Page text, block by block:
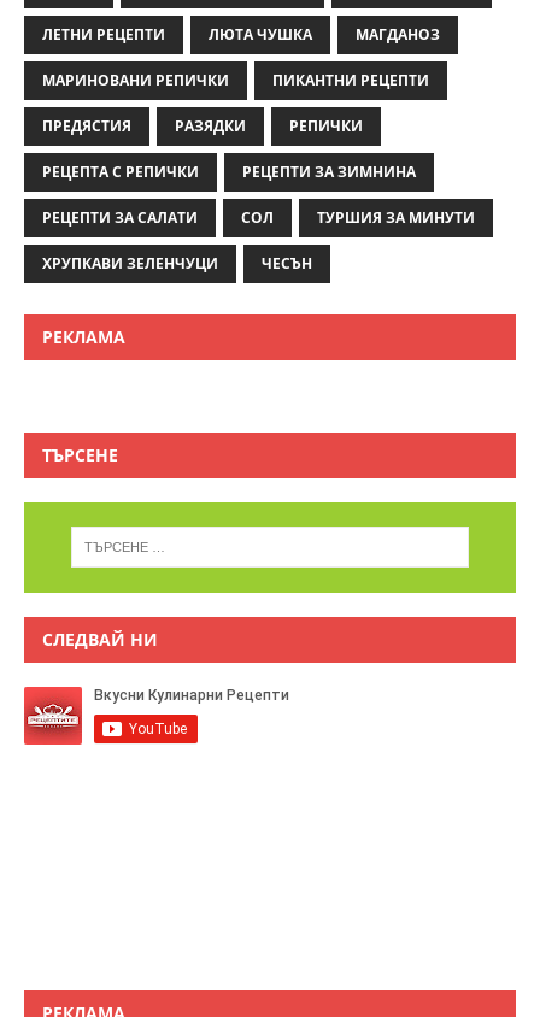
ЛЕТНИ РЕЦЕПТИ ЛЮТА ЧУШКА МАГДАНОЗ
МАРИНОВАНИ РЕПИЧКИ ПИКАНТНИ РЕЦЕПТИ
ПРЕДЯСТИЯ РАЗЯДКИ РЕПИЧКИ
РЕЦЕПТА С РЕПИЧКИ РЕЦЕПТИ ЗА ЗИМНИНА
РЕЦЕПТИ ЗА САЛАТИ СОЛ ТУРШИЯ ЗА МИНУТИ
ХРУПКАВИ ЗЕЛЕНЧУЦИ ЧЕСЪН
РЕКЛАМА
ТЪРСЕНЕ
СЛЕДВАЙ НИ
РЕКЛАМА